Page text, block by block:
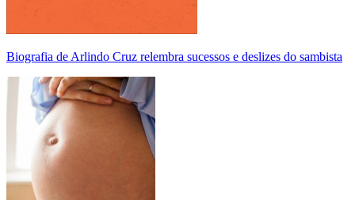
Biografia de Arlindo Cruz relembra sucessos e deslizes do sambista